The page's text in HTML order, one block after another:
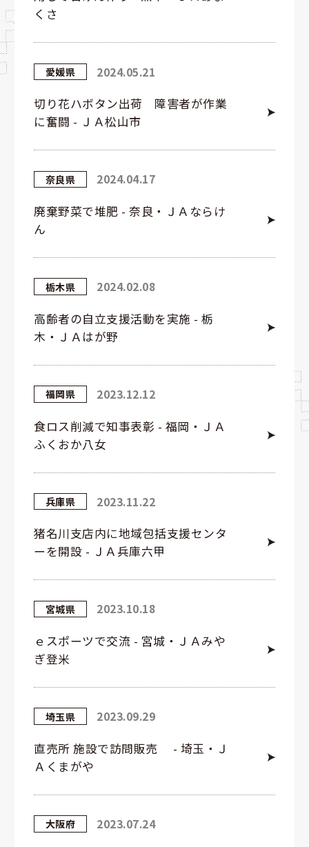
くさ
愛媛県 2024.05.21
切り花ハボタン出荷 障害者が作業
に奮闘 - ＪＡ松山市
奈良県 2024.04.17
廃棄野菜で堆肥 - 奈良・ＪＡならけ
ん
栃木県 2024.02.08
高齢者の自立支援活動を実施 - 栃
木・ＪＡはが野
福岡県 2023.12.12
食ロス削減で知事表彰 - 福岡・ＪＡ
ふくおか八女
兵庫県 2023.11.22
猪名川支店内に地域包括支援センタ
ーを開設 - ＪＡ兵庫六甲
宮城県 2023.10.18
ｅスポーツで交流 - 宮城・ＪＡみや
ぎ登米
埼玉県 2023.09.29
直売所 施設で訪問販売 - 埼玉・Ｊ
Ａくまがや
大阪府 2023.07.24